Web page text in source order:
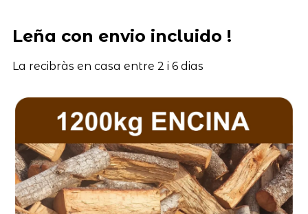
Leña con envio incluido !
La recibràs en casa entre 2 i 6 dias